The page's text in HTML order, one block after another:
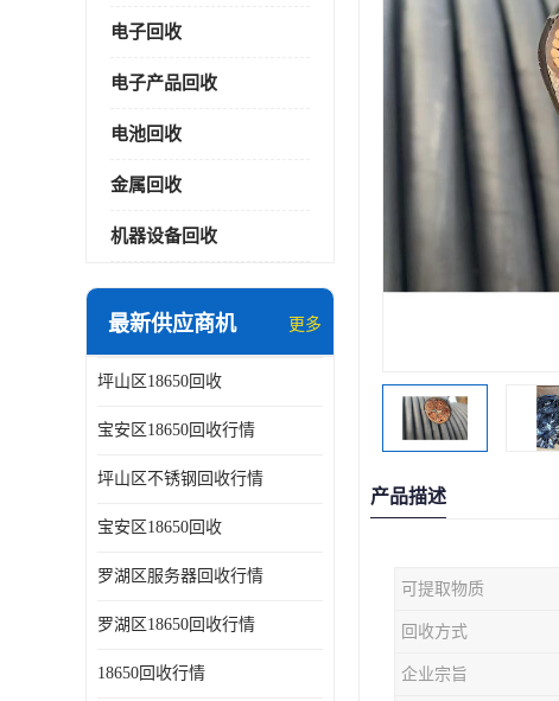
电子回收
电子产品回收
电池回收
金属回收
机器设备回收
最新供应商机 更多
坪山区18650回收
宝安区18650回收行情
坪山区不锈钢回收行情
宝安区18650回收
罗湖区服务器回收行情
罗湖区18650回收行情
18650回收行情
产品描述
可提取物质
回收方式
企业宗旨